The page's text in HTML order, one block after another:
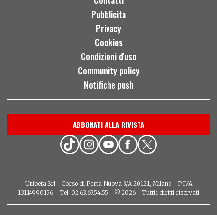
Pubblicità
Privacy
Cookies
Condizioni d'uso
Community policy
Notifiche push
ABBONATI ALLA RIVISTA
Unibeta Srl - Corso di Porta Nuova 3/A 20121, Milano - P.IVA
13114990156 - Tel: 02.63.67.54.55 - © 2026 - Tutti i diritti riservati